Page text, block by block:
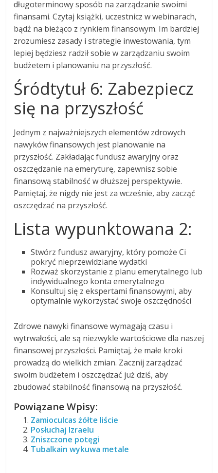
długoterminowy sposób na zarządzanie swoimi
finansami. Czytaj książki, uczestnicz w webinarach,
bądź na bieżąco z rynkiem finansowym. Im bardziej
zrozumiesz zasady i strategie inwestowania, tym
lepiej będziesz radził sobie w zarządzaniu swoim
budżetem i planowaniu na przyszłość.
Śródtytuł 6: Zabezpiecz
się na przyszłość
Jednym z najważniejszych elementów zdrowych
nawyków finansowych jest planowanie na
przyszłość. Zakładając fundusz awaryjny oraz
oszczędzanie na emeryturę, zapewnisz sobie
finansową stabilność w dłuższej perspektywie.
Pamiętaj, że nigdy nie jest za wcześnie, aby zacząć
oszczędzać na przyszłość.
Lista wypunktowana 2:
Stwórz fundusz awaryjny, który pomoże Ci
pokryć nieprzewidziane wydatki
Rozważ skorzystanie z planu emerytalnego lub
indywidualnego konta emerytalnego
Konsultuj się z ekspertami finansowymi, aby
optymalnie wykorzystać swoje oszczędności
Zdrowe nawyki finansowe wymagają czasu i
wytrwałości, ale są niezwykle wartościowe dla naszej
finansowej przyszłości. Pamiętaj, że małe kroki
prowadzą do wielkich zmian. Zacznij zarządzać
swoim budżetem i oszczędzać już dziś, aby
zbudować stabilność finansową na przyszłość.
Powiązane Wpisy:
Zamioculcas żółte liście
Posłuchaj Izraelu
Zniszczone potęgi
Tubalkain wykuwa metale